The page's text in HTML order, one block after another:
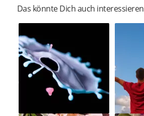
Das könnte Dich auch interessieren